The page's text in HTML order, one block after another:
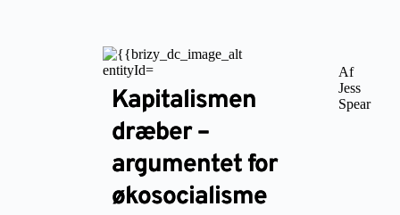
Kapitalismen
dræber –
argumentet for
økosocialisme
Af
Jess
Spear